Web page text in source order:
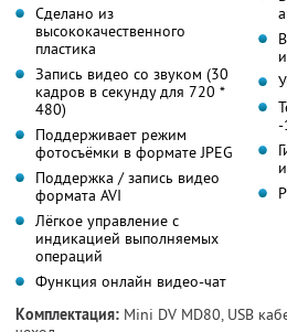
Сделано из
высококачественного
пластика
Запись видео со звуком (30
кадров в секунду для 720 *
480)
Поддерживает режим
фотосъёмки в формате JPEG
Поддержка / запись видео
формата AVI
Лёгкое управление с
индикацией выполняемых
операций
Функция онлайн видео-чат
-
Комплектация: Mini DV MD80, USB